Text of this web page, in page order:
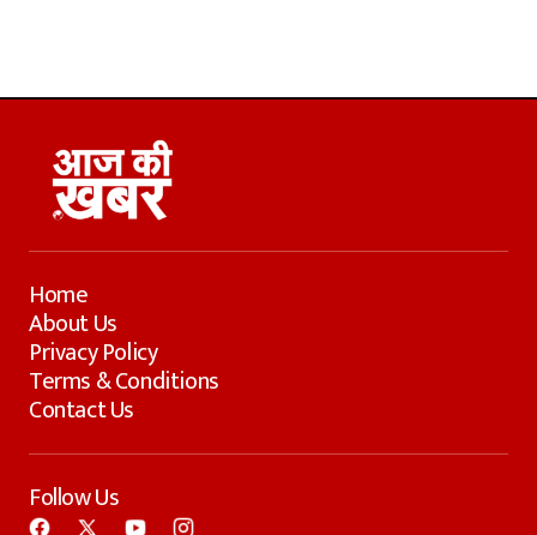
Home
About Us
Privacy Policy
Terms & Conditions
Contact Us
Follow Us